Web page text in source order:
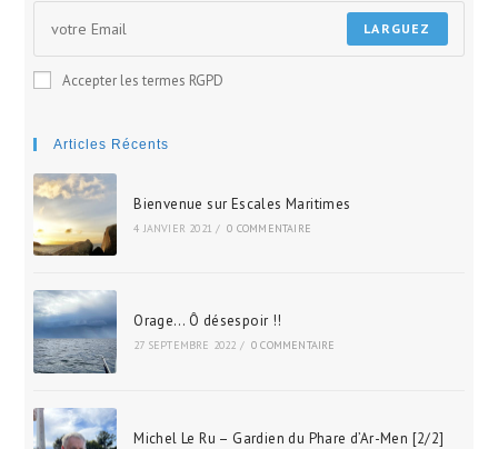
LARGUEZ
Accepter les termes RGPD
Articles Récents
Bienvenue sur Escales Maritimes
4 JANVIER 2021 / 0 COMMENTAIRE
Orage… Ô désespoir !!
27 SEPTEMBRE 2022 / 0 COMMENTAIRE
Michel Le Ru – Gardien du Phare d’Ar-Men [2/2]